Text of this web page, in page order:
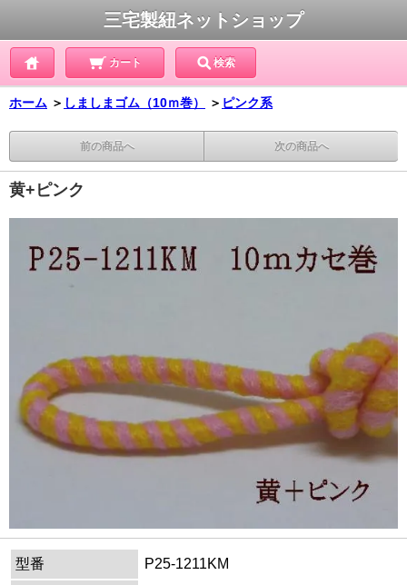
三宅製紐ネットショップ
カート 検索
ホーム ＞ しましまゴム（10ｍ巻） ＞ ピンク系
前の商品へ 次の商品へ
黄+ピンク
型番
P25-1211KM